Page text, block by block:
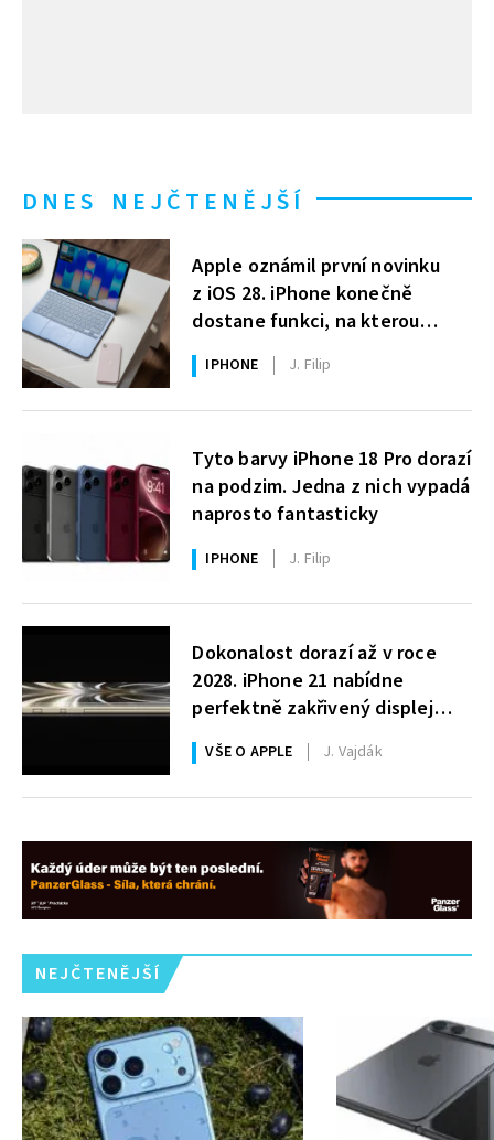
DNES NEJČTENĚJŠÍ
Apple oznámil první novinku
z iOS 28. iPhone konečně
dostane funkci, na kterou
uživatelé Windows čekají roky
IPHONE J. Filip
Tyto barvy iPhone 18 Pro dorazí
na podzim. Jedna z nich vypadá
naprosto fantasticky
IPHONE J. Filip
Dokonalost dorazí až v roce
2028. iPhone 21 nabídne
perfektně zakřivený displej
i 200MPx foťák
VŠE O APPLE J. Vajdák
NEJČTENĚJŠÍ